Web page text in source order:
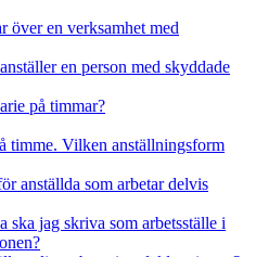
över en verksamhet med
en person med skyddade
på timmar?
timme. Vilken anställningsform
anställda som arbetar delvis
ska jag skriva som arbetsställe i